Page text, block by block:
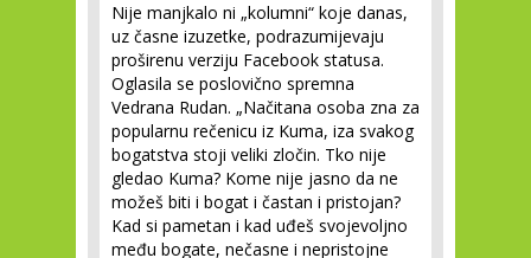
Nije manjkalo ni „kolumni“ koje danas,
uz časne izuzetke, podrazumijevaju
proširenu verziju Facebook statusa.
Oglasila se poslovično spremna
Vedrana Rudan. „Načitana osoba zna za
popularnu rečenicu iz Kuma, iza svakog
bogatstva stoji veliki zločin. Tko nije
gledao Kuma? Kome nije jasno da ne
možeš biti i bogat i častan i pristojan?
Kad si pametan i kad uđeš svojevoljno
među bogate, nečasne i nepristojne